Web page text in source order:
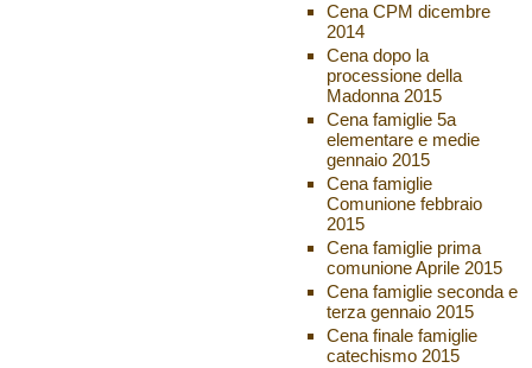
Cena CPM dicembre
2014
Cena dopo la
processione della
Madonna 2015
Cena famiglie 5a
elementare e medie
gennaio 2015
Cena famiglie
Comunione febbraio
2015
Cena famiglie prima
comunione Aprile 2015
Cena famiglie seconda e
terza gennaio 2015
Cena finale famiglie
catechismo 2015